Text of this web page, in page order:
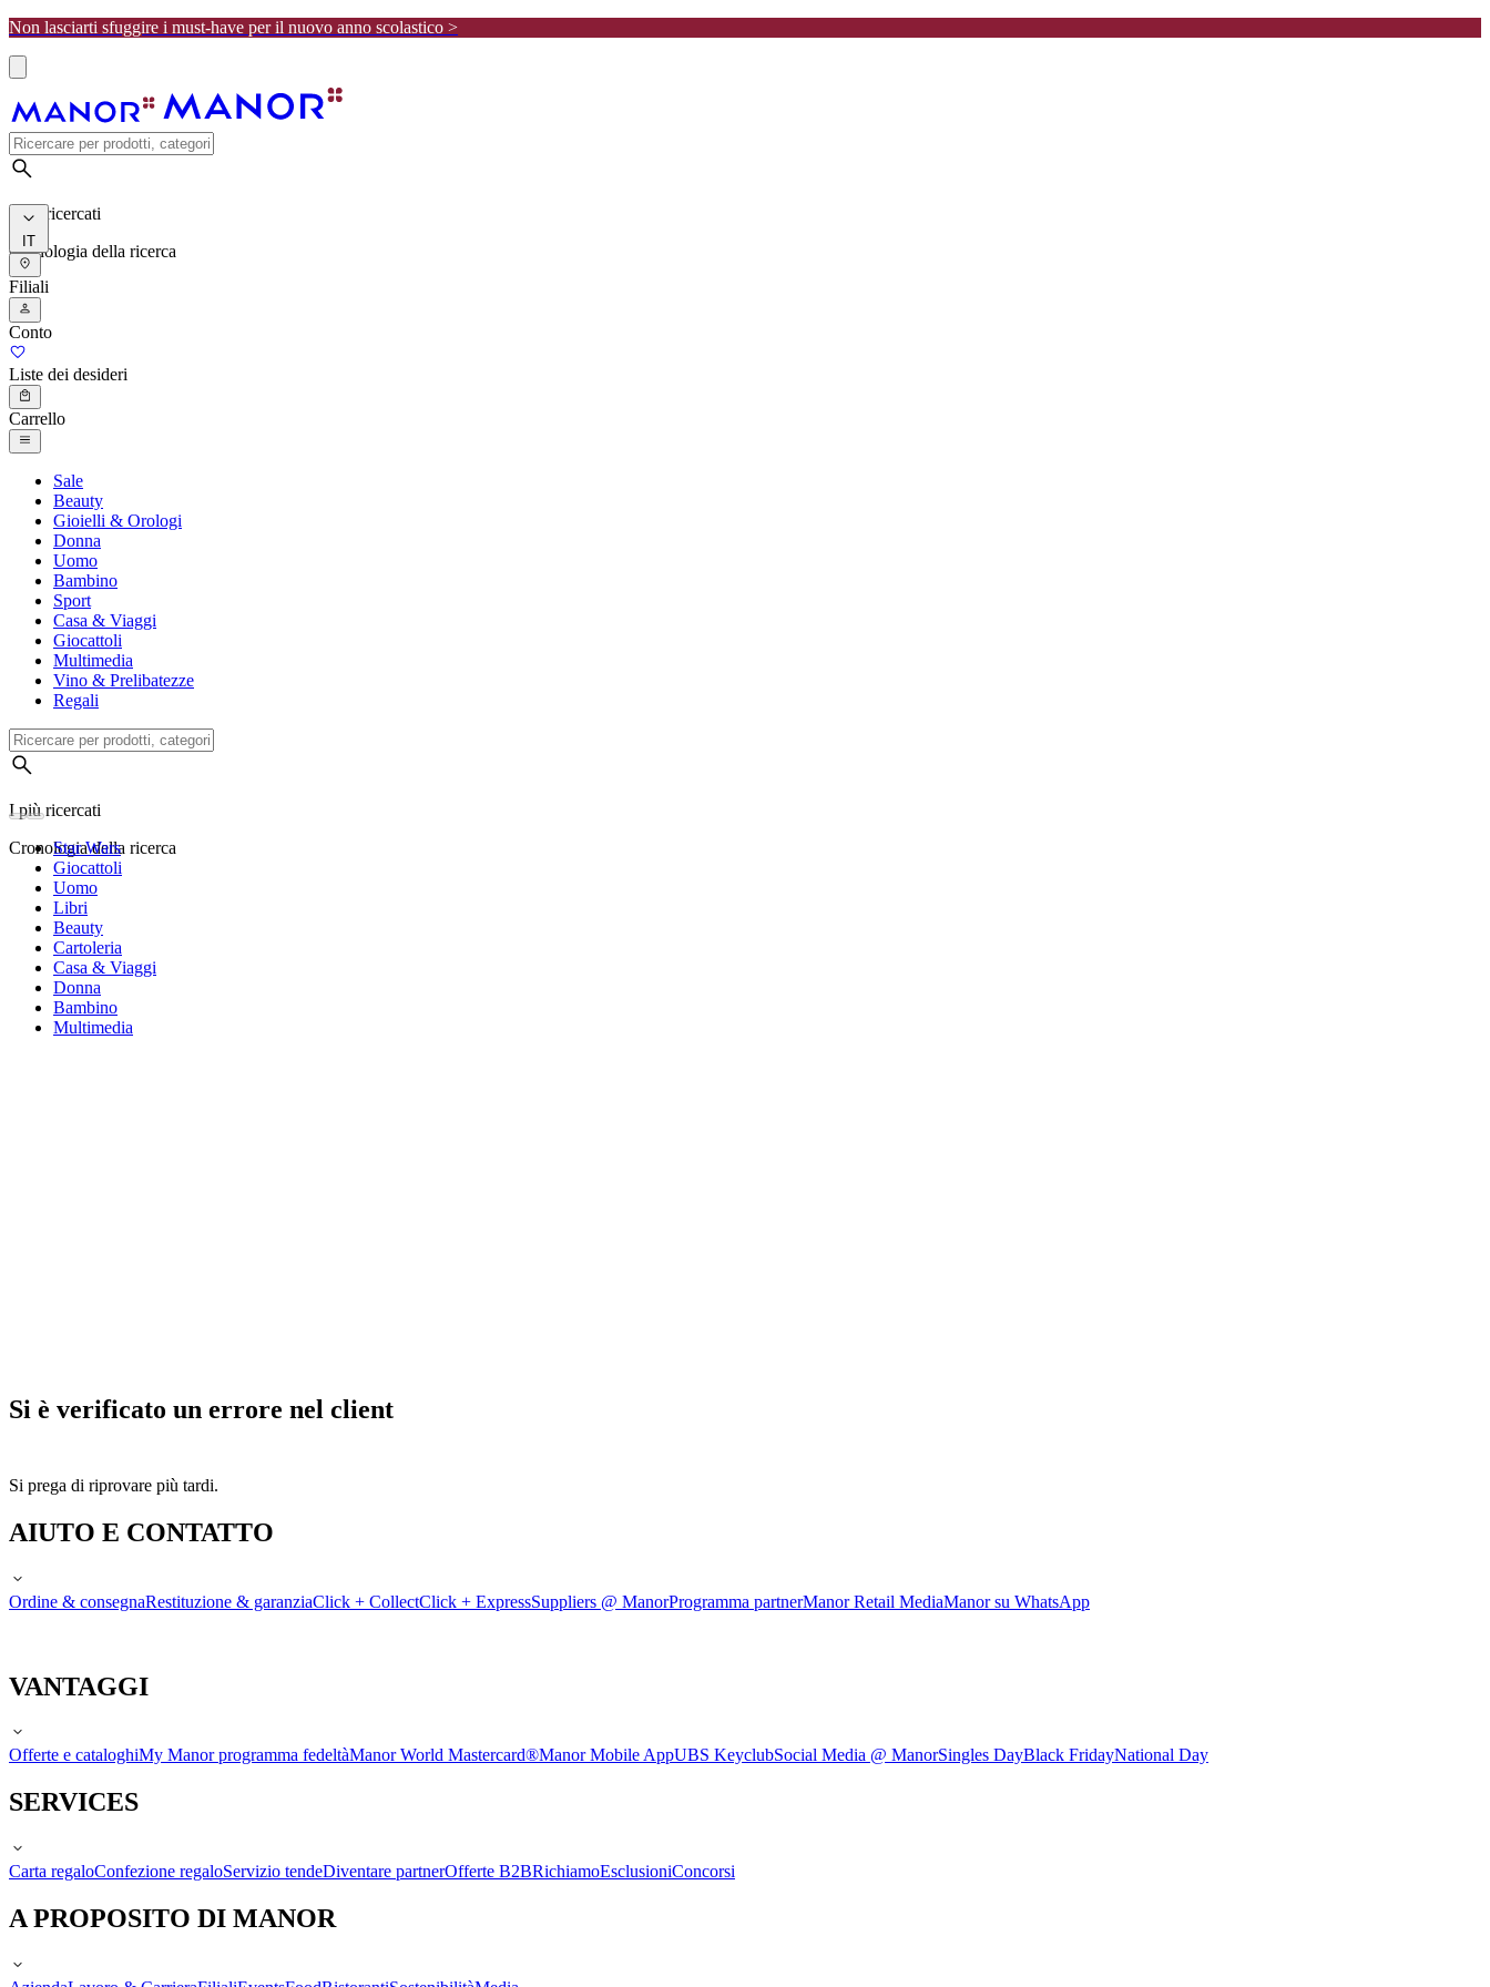
Non lasciarti sfuggire i must-have per il nuovo anno scolastico >
I più ricercati
Cronologia della ricerca
IT
Filiali
Conto
Liste dei desideri
Carrello
Sale
Beauty
Gioielli & Orologi
Donna
Uomo
Bambino
Sport
Casa & Viaggi
Giocattoli
Multimedia
Vino & Prelibatezze
Regali
I più ricercati
Cronologia della ricerca
Star Wars
Giocattoli
Uomo
Libri
Beauty
Cartoleria
Casa & Viaggi
Donna
Bambino
Multimedia
Si è verificato un errore nel client
Si prega di riprovare più tardi.
AIUTO E CONTATTO
Ordine & consegnaRestituzione & garanziaClick + CollectClick + ExpressSuppliers @ ManorProgramma partnerManor Retail MediaManor su WhatsApp
VANTAGGI
Offerte e cataloghiMy Manor programma fedeltàManor World Mastercard®Manor Mobile AppUBS KeyclubSocial Media @ ManorSingles DayBlack FridayNational Day
SERVICES
Carta regaloConfezione regaloServizio tendeDiventare partnerOfferte B2BRichiamoEsclusioniConcorsi
A PROPOSITO DI MANOR